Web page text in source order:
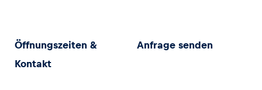
Öffnungszeiten &
Kontakt
Anfrage senden